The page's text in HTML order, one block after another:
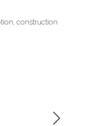
construction